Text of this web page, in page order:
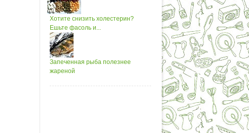
Хотите снизить холестерин?
Ешьте фасоль и...
Запеченная рыба полезнее
жареной